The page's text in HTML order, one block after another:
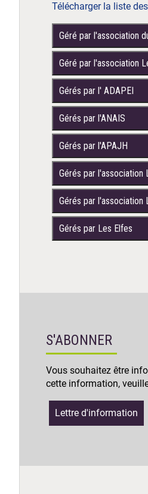
Télécharger la liste
Géré par l'association
Géré par l'association
Gérés par l' ADAPEI
Gérés par l'ANAIS
Gérés par l'APAJH
Gérés par l'association
Gérés par l'association
Gérés par Les Elfes
S'ABONNER
Vous souhaitez être
cette information,
Lettre d'information